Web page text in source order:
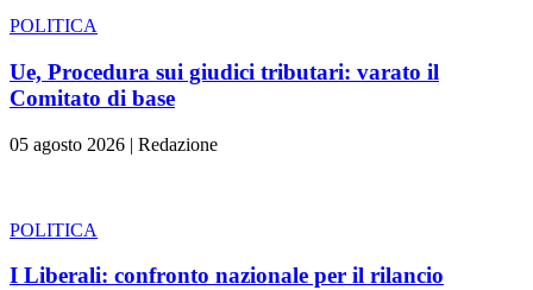
POLITICA
Ue, Procedura sui giudici tributari: varato il
Comitato di base
05 agosto 2026 | Redazione
POLITICA
I Liberali: confronto nazionale per il rilancio